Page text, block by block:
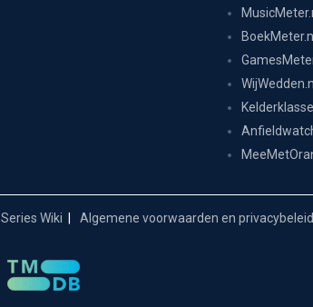
Kelderklasse
Series Wiki Algemene voorwaarden en privacybeleid